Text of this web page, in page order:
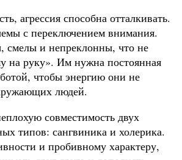
агрессия способна отталкивать.
с переключением внимания.
смелы и непреклонны, что не
на руку». Им нужна постоянная
чтобы энергию они не
людей.
совместимость двух
типов: сангвиника и холерика.
и пробивному характеру,